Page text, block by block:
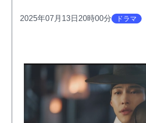
2025年07月13日20時00分 ドラマ